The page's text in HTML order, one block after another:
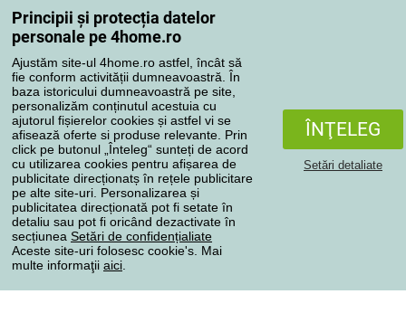
Principii și protecția datelor
personale pe 4home.ro
Ajustăm site-ul 4home.ro astfel, încât să
fie conform activității dumneavoastră. În
baza istoricului dumneavoastră pe site,
personalizăm conținutul acestuia cu
ajutorul fișierelor cookies și astfel vi se
afisează oferte si produse relevante. Prin
click pe butonul „Înteleg“ sunteți de acord
cu utilizarea cookies pentru afișarea de
publicitate direcționatș în rețele publicitare
pe alte site-uri. Personalizarea și
publicitatea direcționată pot fi setate în
detaliu sau pot fi oricând dezactivate în
secțiunea Setări de confidențialiate
Aceste site-uri folosesc cookie's. Mai
multe informaţii aici
ÎNŢELEG
Setări detaliate
Reclamaţii
Retragere de la contract
Regulile de procesare a recenziilor
Metode de transport
Metode de plată
Magazin de încredere